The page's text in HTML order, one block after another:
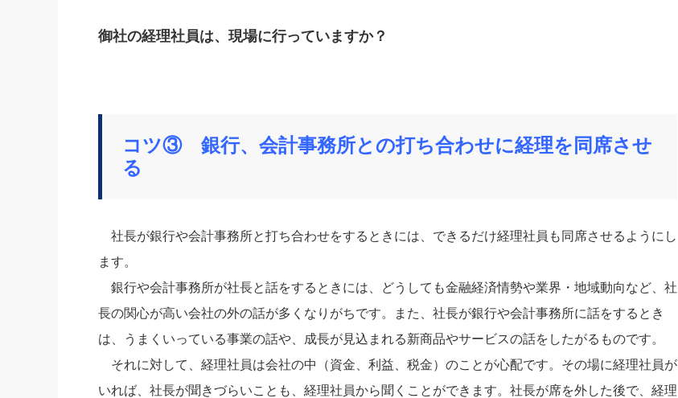
御社の経理社員は、現場に行っていますか？
コツ③ 銀行、会計事務所との打ち合わせに経理を同席させ
る
社長が銀行や会計事務所と打ち合わせをするときには、できるだけ経理社員も同席させるようにし
ます。
銀行や会計事務所が社長と話をするときには、どうしても金融経済情勢や業界・地域動向など、社
長の関心が高い会社の外の話が多くなりがちです。また、社長が銀行や会計事務所に話をするとき
は、うまくいっている事業の話や、成長が見込まれる新商品やサービスの話をしたがるものです。
それに対して、経理社員は会社の中（資金、利益、税金）のことが心配です。その場に経理社員が
いれば、社長が聞きづらいことも、経理社員から聞くことができます。社長が席を外した後で、経理